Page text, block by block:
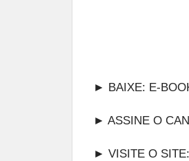
► BAIXE: E-
► ASSINE O
► VISITE O SITE: